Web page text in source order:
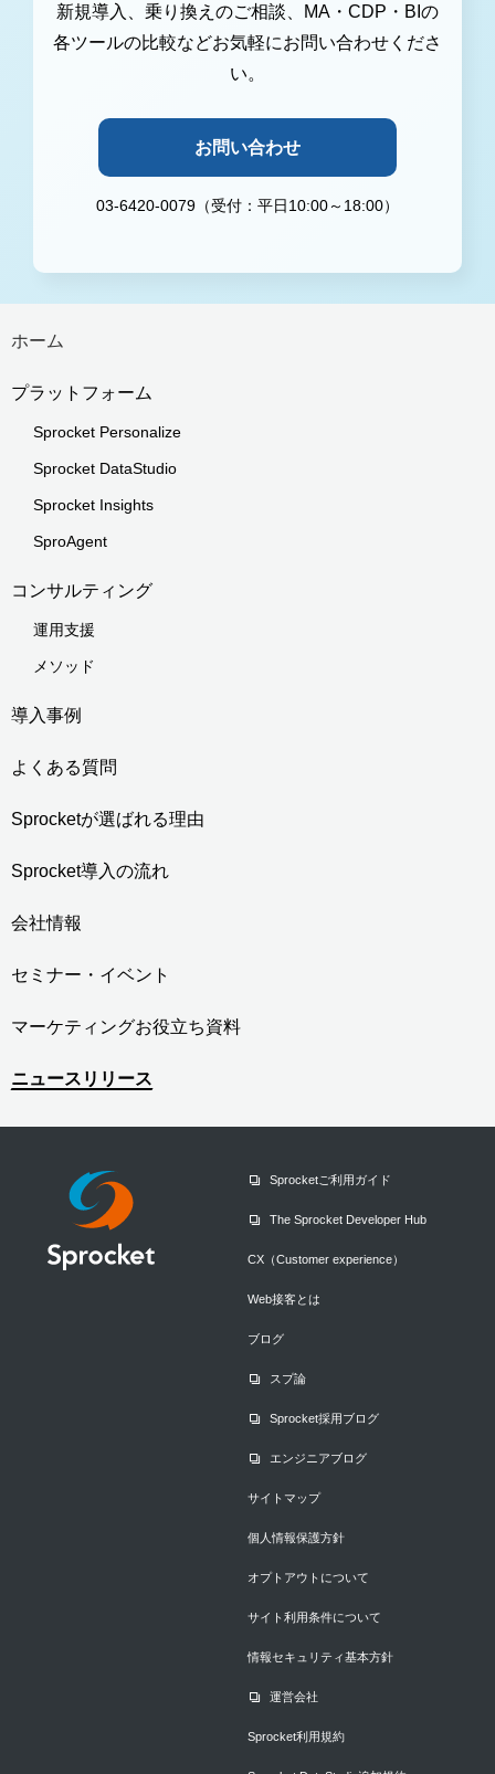
新規導入、乗り換えのご相談、MA・CDP・BIの
各ツールの比較などお気軽にお問い合わせくださ
い。
お問い合わせ
03-6420-0079（受付：平日10:00～18:00）
ホーム
プラットフォーム
Sprocket Personalize
Sprocket DataStudio
Sprocket Insights
SproAgent
コンサルティング
運用支援
メソッド
導入事例
よくある質問
Sprocketが選ばれる理由
Sprocket導入の流れ
会社情報
セミナー・イベント
マーケティングお役立ち資料
ニュースリリース
Sprocketご利用ガイド
The Sprocket Developer Hub
CX（Customer experience）
Web接客とは
ブログ
スプ論
Sprocket採用ブログ
エンジニアブログ
サイトマップ
個人情報保護方針
オプトアウトについて
サイト利用条件について
情報セキュリティ基本方針
運営会社
Sprocket利用規約